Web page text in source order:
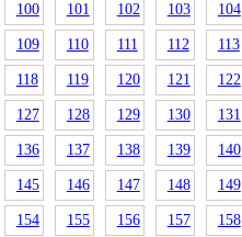
100 101 102 103 104
109 110 111 112 113
118 119 120 121 122
127 128 129 130 131
136 137 138 139 140
145 146 147 148 149
154 155 156 157 158